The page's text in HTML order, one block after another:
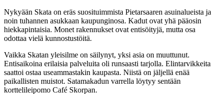
Nykyään Skata on eräs suosituimmista Pietarsaaren asuinalueista ja
noin tuhannen asukkaan kaupunginosa. Kadut ovat yhä pääosin
hiekkapintaisia. Monet rakennukset ovat entisöityjä, mutta osa
odottaa vielä kunnostustöitä.
Vaikka Skatan yleisilme on säilynyt, yksi asia on muuttunut.
Entisaikoina erilaisia palveluita oli runsaasti tarjolla. Elintarvikkeita
saattoi ostaa useammastakin kaupasta. Niistä on jäljellä enää
paikallisten muistot. Satamakadun varrella löytyy sentään
korttelileipomo Café Skorpan.